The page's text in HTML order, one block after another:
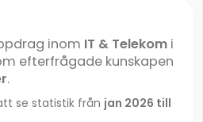
inom IT & Telekomi
efterfrågade kunskapen
.
se statistik från jan 2026 till